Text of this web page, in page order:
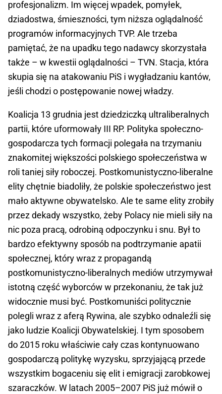
profesjonalizm. Im więcej wpadek, pomyłek,
dziadostwa, śmieszności, tym niższa oglądalność
programów informacyjnych TVP. Ale trzeba
pamiętać, że na upadku tego nadawcy skorzystała
także – w kwestii oglądalności – TVN. Stacja, która
skupia się na atakowaniu PiS i wygładzaniu kantów,
jeśli chodzi o postępowanie nowej władzy.
Koalicja 13 grudnia jest dziedziczką ultraliberalnych
partii, które uformowały III RP. Polityka społeczno-
gospodarcza tych formacji polegała na trzymaniu
znakomitej większości polskiego społeczeństwa w
roli taniej siły roboczej. Postkomunistyczno-liberalne
elity chętnie biadoliły, że polskie społeczeństwo jest
mało aktywne obywatelsko. Ale te same elity zrobiły
przez dekady wszystko, żeby Polacy nie mieli siły na
nic poza pracą, odrobiną odpoczynku i snu. Był to
bardzo efektywny sposób na podtrzymanie apatii
społecznej, który wraz z propagandą
postkomunistyczno-liberalnych mediów utrzymywał
istotną część wyborców w przekonaniu, że tak już
widocznie musi być. Postkomuniści politycznie
polegli wraz z aferą Rywina, ale szybko odnaleźli się
jako ludzie Koalicji Obywatelskiej. I tym sposobem
do 2015 roku właściwie cały czas kontynuowano
gospodarczą politykę wyzysku, sprzyjającą przede
wszystkim bogaceniu się elit i emigracji zarobkowej
szaraczków. W latach 2005–2007 PiS już mówił o